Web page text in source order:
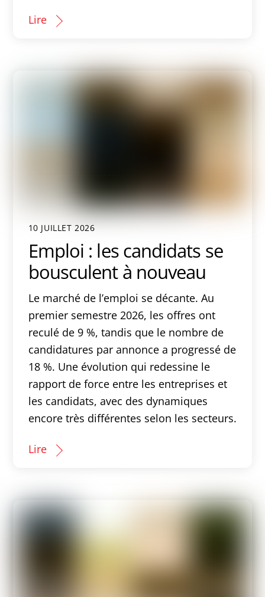
Lire
10 JUILLET 2026
Emploi : les candidats se
bousculent à nouveau
Le marché de l’emploi se décante. Au
premier semestre 2026, les offres ont
reculé de 9 %, tandis que le nombre de
candidatures par annonce a progressé de
18 %. Une évolution qui redessine le
rapport de force entre les entreprises et
les candidats, avec des dynamiques
encore très différentes selon les secteurs.
Lire